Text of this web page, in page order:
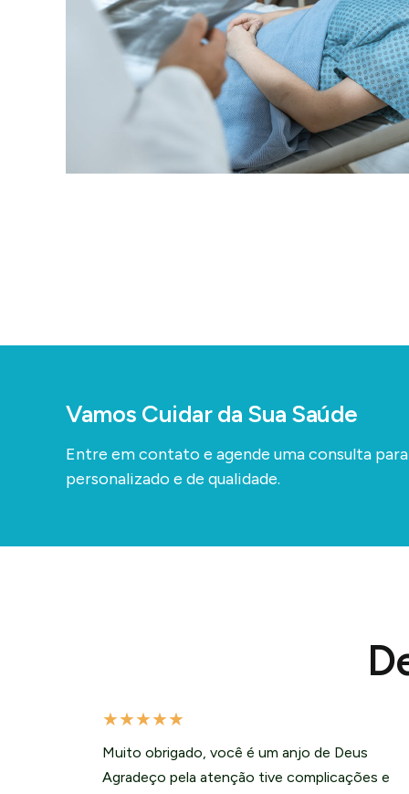
Vamos Cuidar da Sua Saúde
Entre em contato e agende uma consulta
personalizado e de qualidade.
★★★★★
Muito obrigado, você é um anjo de Deus
Agradeço pela atenção tive complicações e